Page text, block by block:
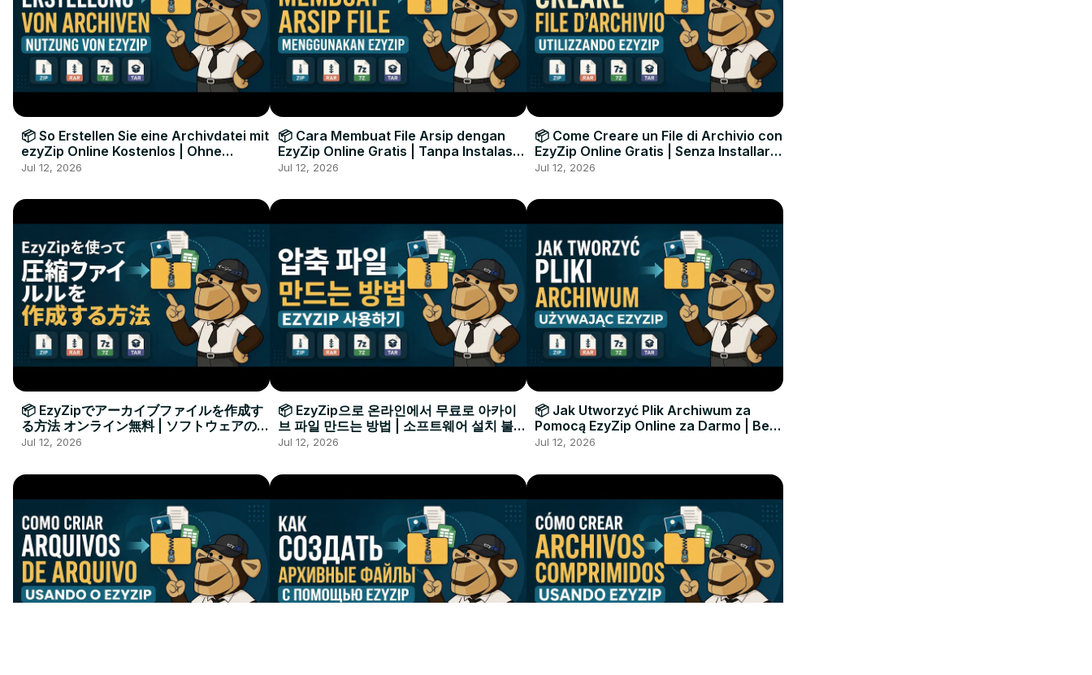
📦 So Erstellen Sie eine Archivdatei mit
ezyZip Online Kostenlos | Ohne
Softwareinstallation
Jul 12, 2026
📦 Cara Membuat File Arsip dengan
EzyZip Online Gratis | Tanpa Instalasi
Perangkat Lunak
Jul 12, 2026
📦 Come Creare un File di Archivio con
EzyZip Online Gratis | Senza Installare
Software
Jul 12, 2026
📦 EzyZipでアーカイブファイルを作成す
る方法 オンライン無料 | ソフトウェアのイ
ンストール不要
Jul 12, 2026
📦 EzyZip으로 온라인에서 무료로 아카이
브 파일 만드는 방법 | 소프트웨어 설치 불필
요
Jul 12, 2026
📦 Jak Utworzyć Plik Archiwum za
Pomocą EzyZip Online za Darmo | Bez
Instalacji Oprogramowania
Jul 12, 2026